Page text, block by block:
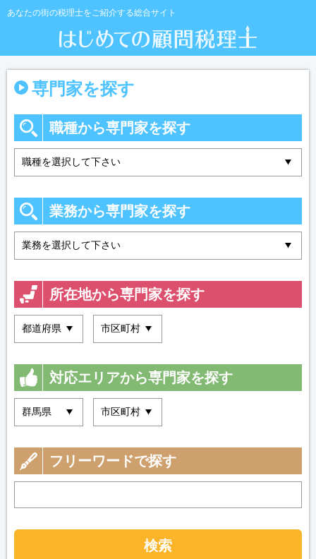
あなたの街の税理士をご紹介する総合サイト
専門家を探す
職種から専門家を探す
業務から専門家を探す
所在地から専門家を探す
対応エリアから専門家を探す
フリーワードで探す
検索